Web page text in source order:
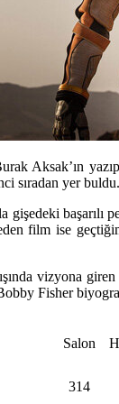
Aksak’ın
sıradan yer buldu.
gişedeki başarılı
film ise
vizyona
Fisher
Salon
314